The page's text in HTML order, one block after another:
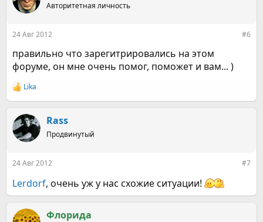
Авторитетная личность
24 Авг 2012 #6
правильно что зарегитрировались на этом
форуме, он мне очень помог, поможет и вам... )
Р
е
к
ц
и
Lika
Rass
Продвинутый
24 Авг 2012 #7
Lerdorf, очень уж у нас схожие ситуации!
Флорида